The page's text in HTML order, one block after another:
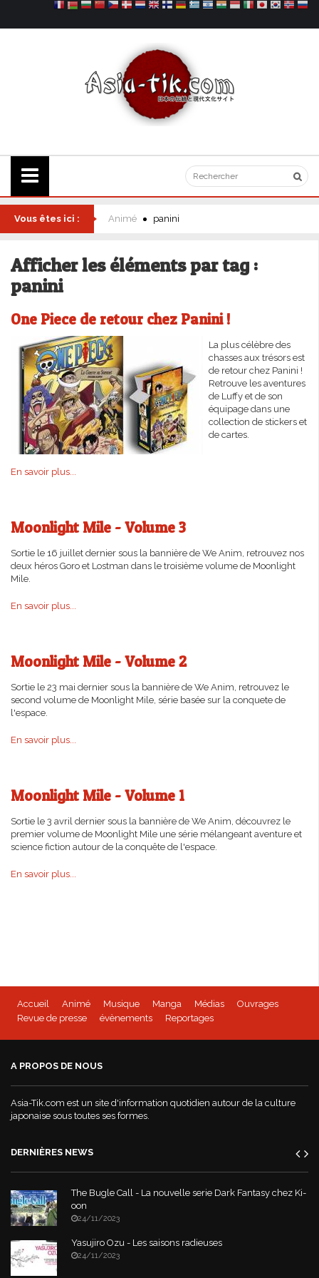
Vous êtes ici : Animé panini
Afficher les éléments par tag :
panini
One Piece de retour chez Panini !
La plus célèbre des
chasses aux trésors est
de retour chez Panini !
Retrouve les aventures
de Luffy et de son
équipage dans une
collection de stickers et
de cartes.
En savoir plus...
Moonlight Mile - Volume 3
Sortie le 16 juillet dernier sous la bannière de We Anim, retrouvez nos
deux héros Goro et Lostman dans le troisième volume de Moonlight
Mile.
En savoir plus...
Moonlight Mile - Volume 2
Sortie le 23 mai dernier sous la bannière de We Anim, retrouvez le
second volume de Moonlight Mile, série basée sur la conquete de
l'espace.
En savoir plus...
Moonlight Mile - Volume 1
Sortie le 3 avril dernier sous la bannière de We Anim, découvrez le
premier volume de Moonlight Mile une série mélangeant aventure et
science fiction autour de la conquête de l'espace.
En savoir plus...
Accueil Animé Musique Manga Médias
Ouvrages
Revue de presse
évènements Reportages
A PROPOS DE NOUS
Asia-Tik.com est un site d'information quotidien autour de la culture
japonaise sous toutes ses formes.
DERNIÈRES NEWS
The Bugle Call - La nouvelle serie Dark Fantasy chez Ki-
oon
24/11/2023
Yasujiro Ozu - Les saisons radieuses
24/11/2023